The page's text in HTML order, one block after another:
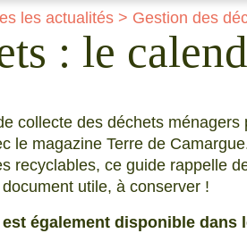
les actualités > Gestion des
: le
collecte des déchets
le magazine Terre de
recyclables, ce guide rappelle
utile, à conserver !
également disponible